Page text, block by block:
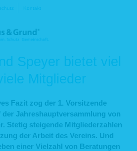
Kontakt
Speyer bietet viel
Mitglieder
Fazit zog der 1. Vorsitzende
Jahreshauptversammlung von
Stetig steigende Mitgliederzahlen
der Arbeit des Vereins. Und
einer Vielzahl von Beratungen